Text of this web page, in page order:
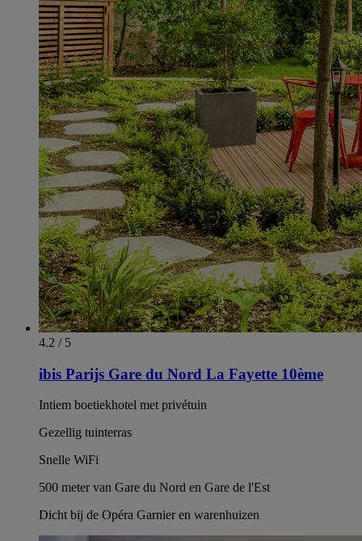
4.2 / 5
ibis Parijs Gare du Nord La Fayette 10ème
Intiem boetiekhotel met privétuin
Gezellig tuinterras
Snelle WiFi
500 meter van Gare du Nord en Gare de l'Est
Dicht bij de Opéra Garnier en warenhuizen